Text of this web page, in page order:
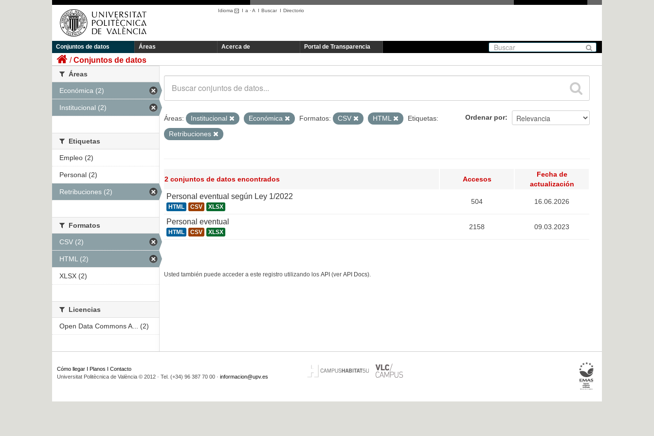
Idioma I a ·A I BuscarI Directorio
Conjuntos de datos Áreas Acerca de Portal de Transparencia
Conjuntos de datos
Ordenar por
Áreas: Institucional Económica Formatos: CSV HTML
Etiquetas:
Retribuciones
2 conjuntos de datos encontrados Accesos
Fecha de
actualización
Personal eventual según Ley 1/2022
HTML CSV XLSX
504 16.06.2026
Personal eventual
HTML CSV XLSX
2158 09.03.2023
Usted también puede acceder a este registro utilizando los API (ver API Docs).
Áreas
Económica (2)
Institucional (2)
Etiquetas
Empleo (2)
Personal (2)
Retribuciones (2)
Formatos
CSV (2)
HTML (2)
XLSX (2)
Licencias
Open Data Commons A... (2)
Cómo llegar Planos
Contacto
Universitat Politècnica de València © 2012 · Tel. (+34) 96 387 70 00 · informacion@upv.es